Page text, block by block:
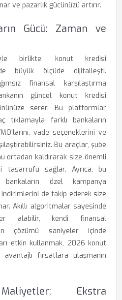
ve pazarlık gücünüzü artırır.
Gücü: Zaman ve
birlikte, konut kredisi
büyük ölçüde dijitalleşti.
finansal karşılaştırma
güncel konut kredisi
serer. Bu platformlar
tıklamayla farklı bankaların
vade seçeneklerini ve
Bu araçlar, şube
ortadan kaldırarak size önemli
tasarrufu sağlar. Ayrıca, bu
özel kampanya
de takip ederek size
Akıllı algoritmalar sayesinde
alabilir, kendi finansal
çözümü saniyeler içinde
etkin kullanmak, 2026 konut
fırsatlara ulaşmanın
Ekstra